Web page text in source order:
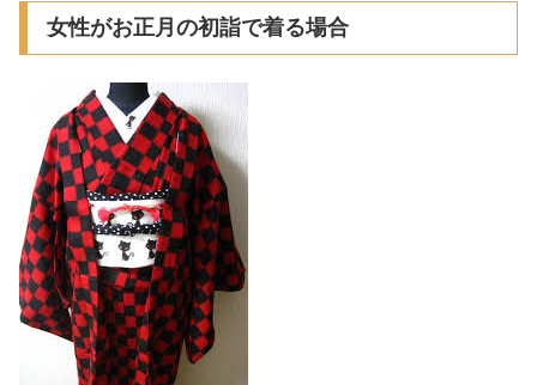
女性がお正月の初詣で着る場合